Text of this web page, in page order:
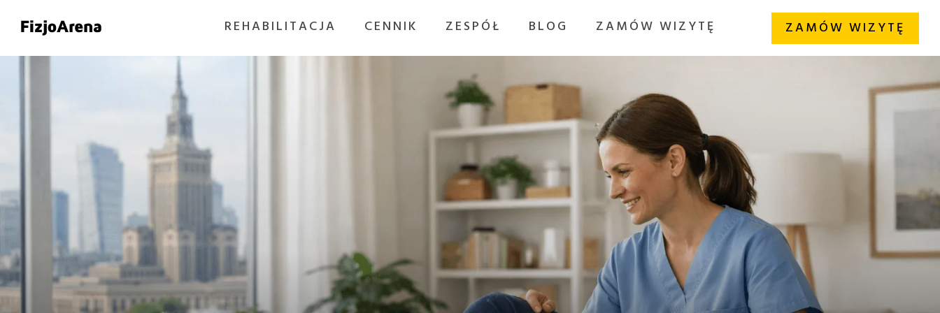
REHABILITACJA CENNIK ZESPÓŁ BLOG ZAMÓW WIZYTĘ ZAMÓW WIZYTĘ